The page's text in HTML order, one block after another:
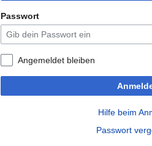
Passwort
Angemeldet bleiben
Hilfe beim
Passwort